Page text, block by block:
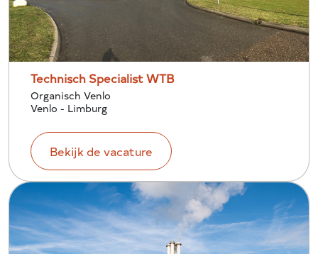
Technisch Specialist WTB
Organisch Venlo
Venlo - Limburg
Bekijk de vacature